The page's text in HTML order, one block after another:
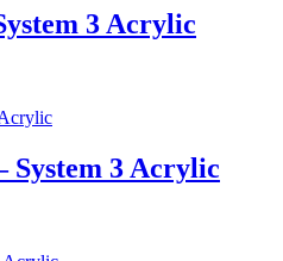
3 Acrylic
System 3 Acrylic